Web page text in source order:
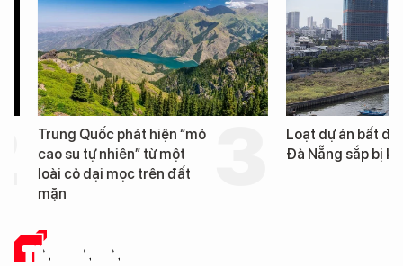
Trung Quốc phát hiện “mỏ
cao su tự nhiên” từ một
loài cỏ dại mọc trên đất
mặn
Loạt dự án bất động
Đà Nẵng sắp bị kiểm
TIN CÔNG NGHỆ